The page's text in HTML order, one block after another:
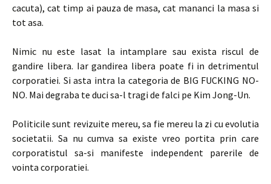
cacuta), cat timp ai pauza de masa, cat mananci la masa si
tot asa.
Nimic nu este lasat la intamplare sau exista riscul de
gandire libera. Iar gandirea libera poate fi in detrimentul
corporatiei. Si asta intra la categoria de BIG FUCKING NO-
NO. Mai degraba te duci sa-l tragi de falci pe Kim Jong-Un.
Politicile sunt revizuite mereu, sa fie mereu la zi cu evolutia
societatii. Sa nu cumva sa existe vreo portita prin care
corporatistul sa-si manifeste independent parerile de
vointa corporatiei.